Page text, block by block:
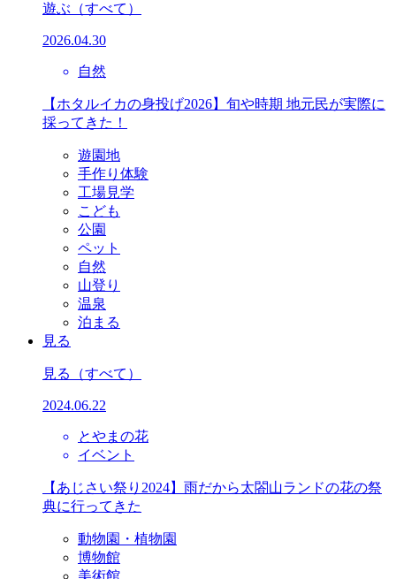
遊ぶ （すべて）
2026.04.30
自然
【ホタルイカの身投げ2026】旬や時期 地元民が実際に
採ってきた！
遊園地
手作り体験
工場見学
こども
公園
ペット
自然
山登り
温泉
泊まる
見る
見る （すべて）
2024.06.22
とやまの花
イベント
【あじさい祭り2024】雨だから太閤山ランドの花の祭
典に行ってきた
動物園・植物園
博物館
美術館